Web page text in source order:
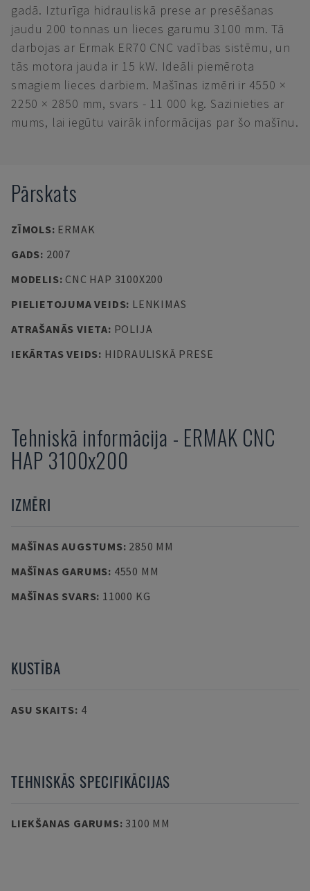
gadā. Izturīga hidrauliskā prese ar presēšanas
jaudu 200 tonnas un lieces garumu 3100 mm. Tā
darbojas ar Ermak ER70 CNC vadības sistēmu, un
tās motora jauda ir 15 kW. Ideāli piemērota
smagiem lieces darbiem. Mašīnas izmēri ir 4550 ×
2250 × 2850 mm, svars - 11 000 kg. Sazinieties ar
mums, lai iegūtu vairāk informācijas par šo mašīnu.
Pārskats
ZĪMOLS: ERMAK
GADS: 2007
MODELIS: CNC HAP 3100X200
PIELIETOJUMA VEIDS: LENKIMAS
ATRAŠANĀS VIETA: POLIJA
IEKĀRTAS VEIDS: HIDRAULISKĀ PRESE
Tehniskā informācija - ERMAK CNC
HAP 3100x200
IZMĒRI
MAŠĪNAS AUGSTUMS: 2850 MM
MAŠĪNAS GARUMS: 4550 MM
MAŠĪNAS SVARS: 11000 KG
KUSTĪBA
ASU SKAITS: 4
TEHNISKĀS SPECIFIKĀCIJAS
LIEKŠANAS GARUMS: 3100 MM